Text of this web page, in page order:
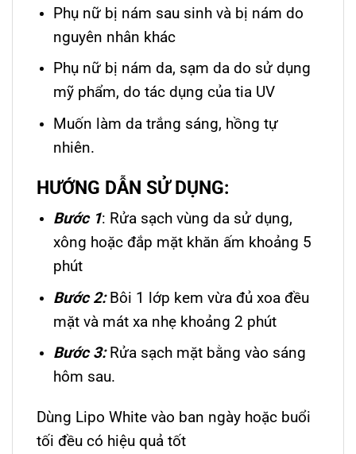
Phụ nữ bị nám sau sinh và bị nám do
nguyên nhân khác
Phụ nữ bị nám da, sạm da do sử dụng
mỹ phẩm, do tác dụng của tia UV
Muốn làm da trắng sáng, hồng tự
nhiên.
HƯỚNG DẪN SỬ DỤNG:
Bước 1: Rửa sạch vùng da sử dụng,
xông hoặc đắp mặt khăn ấm khoảng 5
phút
Bước 2:Bôi 1 lớp kem vừa đủ xoa đều
mặt và mát xa nhẹ khoảng 2 phút
Bước 3:Rửa sạch mặt bằng vào sáng
hôm sau.
Dùng Lipo White vào ban ngày hoặc buổi
tối đều có hiệu quả tốt